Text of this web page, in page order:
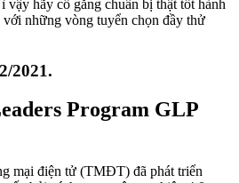
hãy cố gắng chuẩn bị thật tốt hành
với những vòng tuyển chọn đầy thử
2021.
Program GLP
mại điện tử (TMĐT) đã phát triển